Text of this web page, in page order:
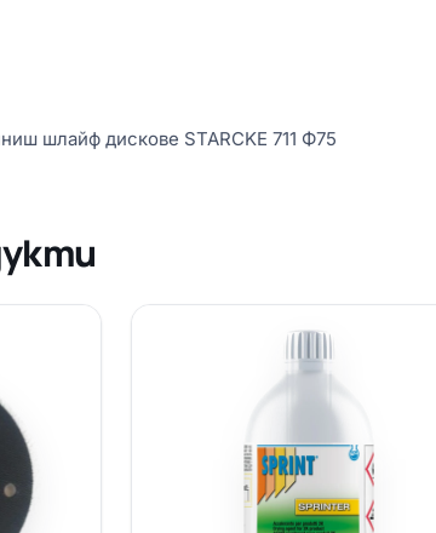
шлайф дискове STARCKE 711 Ф75